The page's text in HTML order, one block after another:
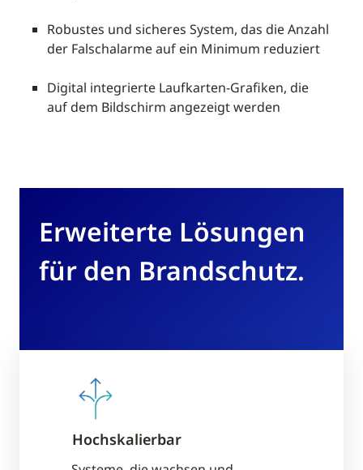
Robustes und sicheres System, das die Anzahl
der Falschalarme auf ein Minimum reduziert
Digital integrierte Laufkarten-Grafiken, die
auf dem Bildschirm angezeigt werden
Erweiterte Lösungen
für den Brandschutz.
Hochskalierbar